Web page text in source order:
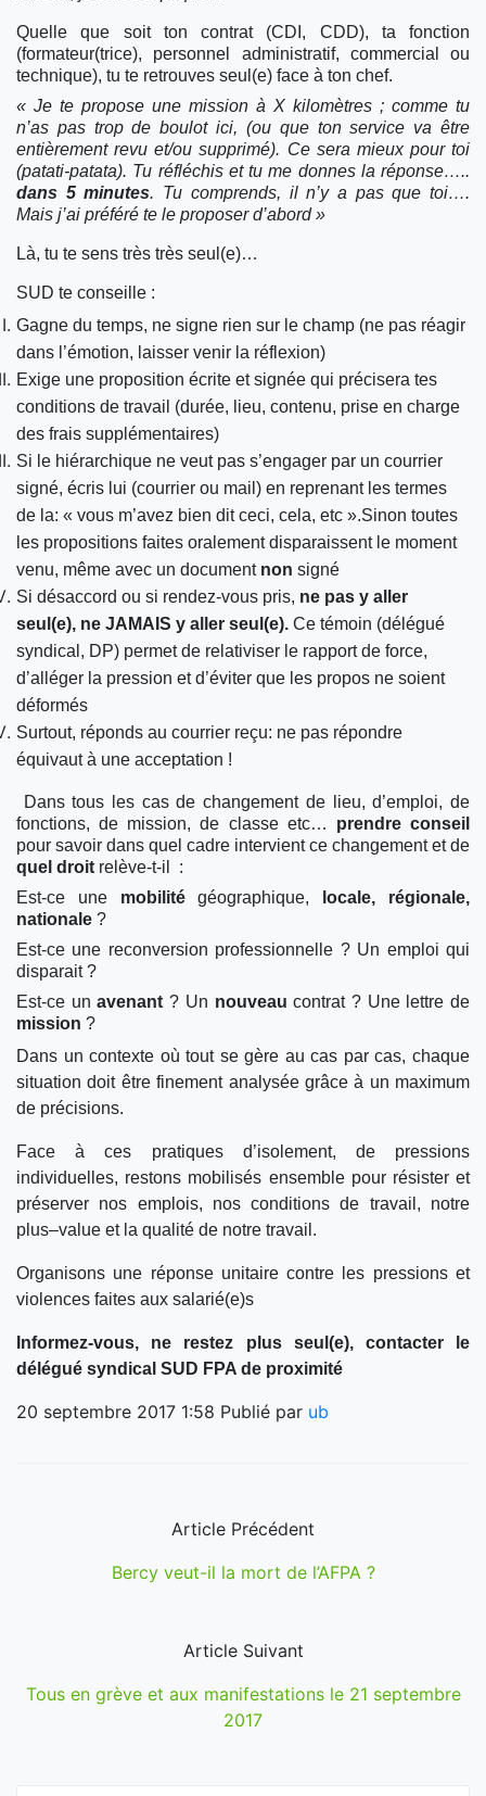
Quelle que soit ton contrat (CDI, CDD), ta fonction
(formateur(trice), personnel administratif, commercial ou
technique), tu te retrouves seul(e) face à ton chef.
« Je te propose une mission à X kilomètres ; comme tu
n’as pas trop de boulot ici, (ou que ton service va être
entièrement revu et/ou supprimé). Ce sera mieux pour toi
(patati-patata). Tu réfléchis et tu me donnes la réponse…..
dans 5 minutes. Tu comprends, il n’y a pas que toi….
Mais j’ai préféré te le proposer d’abord »
Là, tu te sens très très seul(e)…
SUD te conseille :
Gagne du temps, ne signe rien sur le champ (ne pas réagir
dans l’émotion, laisser venir la réflexion)
Exige une proposition écrite et signée qui précisera tes
conditions de travail (durée, lieu, contenu, prise en charge
des frais supplémentaires)
Si le hiérarchique ne veut pas s’engager par un courrier
signé, écris lui (courrier ou mail) en reprenant les termes
de la: « vous m’avez bien dit ceci, cela, etc ».Sinon toutes
les propositions faites oralement disparaissent le moment
venu, même avec un document non signé
Si désaccord ou si rendez-vous pris, ne pas y aller
seul(e), ne JAMAIS y aller seul(e). Ce témoin (délégué
syndical, DP) permet de relativiser le rapport de force,
d’alléger la pression et d’éviter que les propos ne soient
déformés
Surtout, réponds au courrier reçu: ne pas répondre
équivaut à une acceptation !
Dans tous les cas de changement de lieu, d’emploi, de
fonctions, de mission, de classe etc… prendre conseil
pour savoir dans quel cadre intervient ce changement et de
quel droit relève-t-il :
Est-ce une mobilitégéographique,
locale, régionale,
nationale ?
Est-ce une reconversion professionnelle ? Un emploi qui
disparait ?
Est-ce unavenant ? Un nouveau contrat ? Une lettre de
mission ?
Dans un contexte où tout se gère au cas par cas, chaque
situation doit être finement analysée grâce à un maximum
de précisions.
Face à ces pratiques d’isolement, de pressions
individuelles, restons mobilisés ensemble pour résister et
préserver nos emplois, nos conditions de travail, notre
plus–value et la qualité de notre travail.
Organisons une réponse unitaire contre les pressions et
violences faites aux salarié(e)s
Informez-vous, ne restez plus seul(e), contacter le
délégué syndical SUD FPA de proximité
20 septembre 2017 1:58 Publié par ub
Article Précédent
Bercy veut-il la mort de l’AFPA ?
Article Suivant
Tous en grève et aux manifestations le 21 septembre
2017